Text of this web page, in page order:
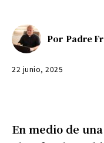
Por Padre
22 junio, 2025
En medio de